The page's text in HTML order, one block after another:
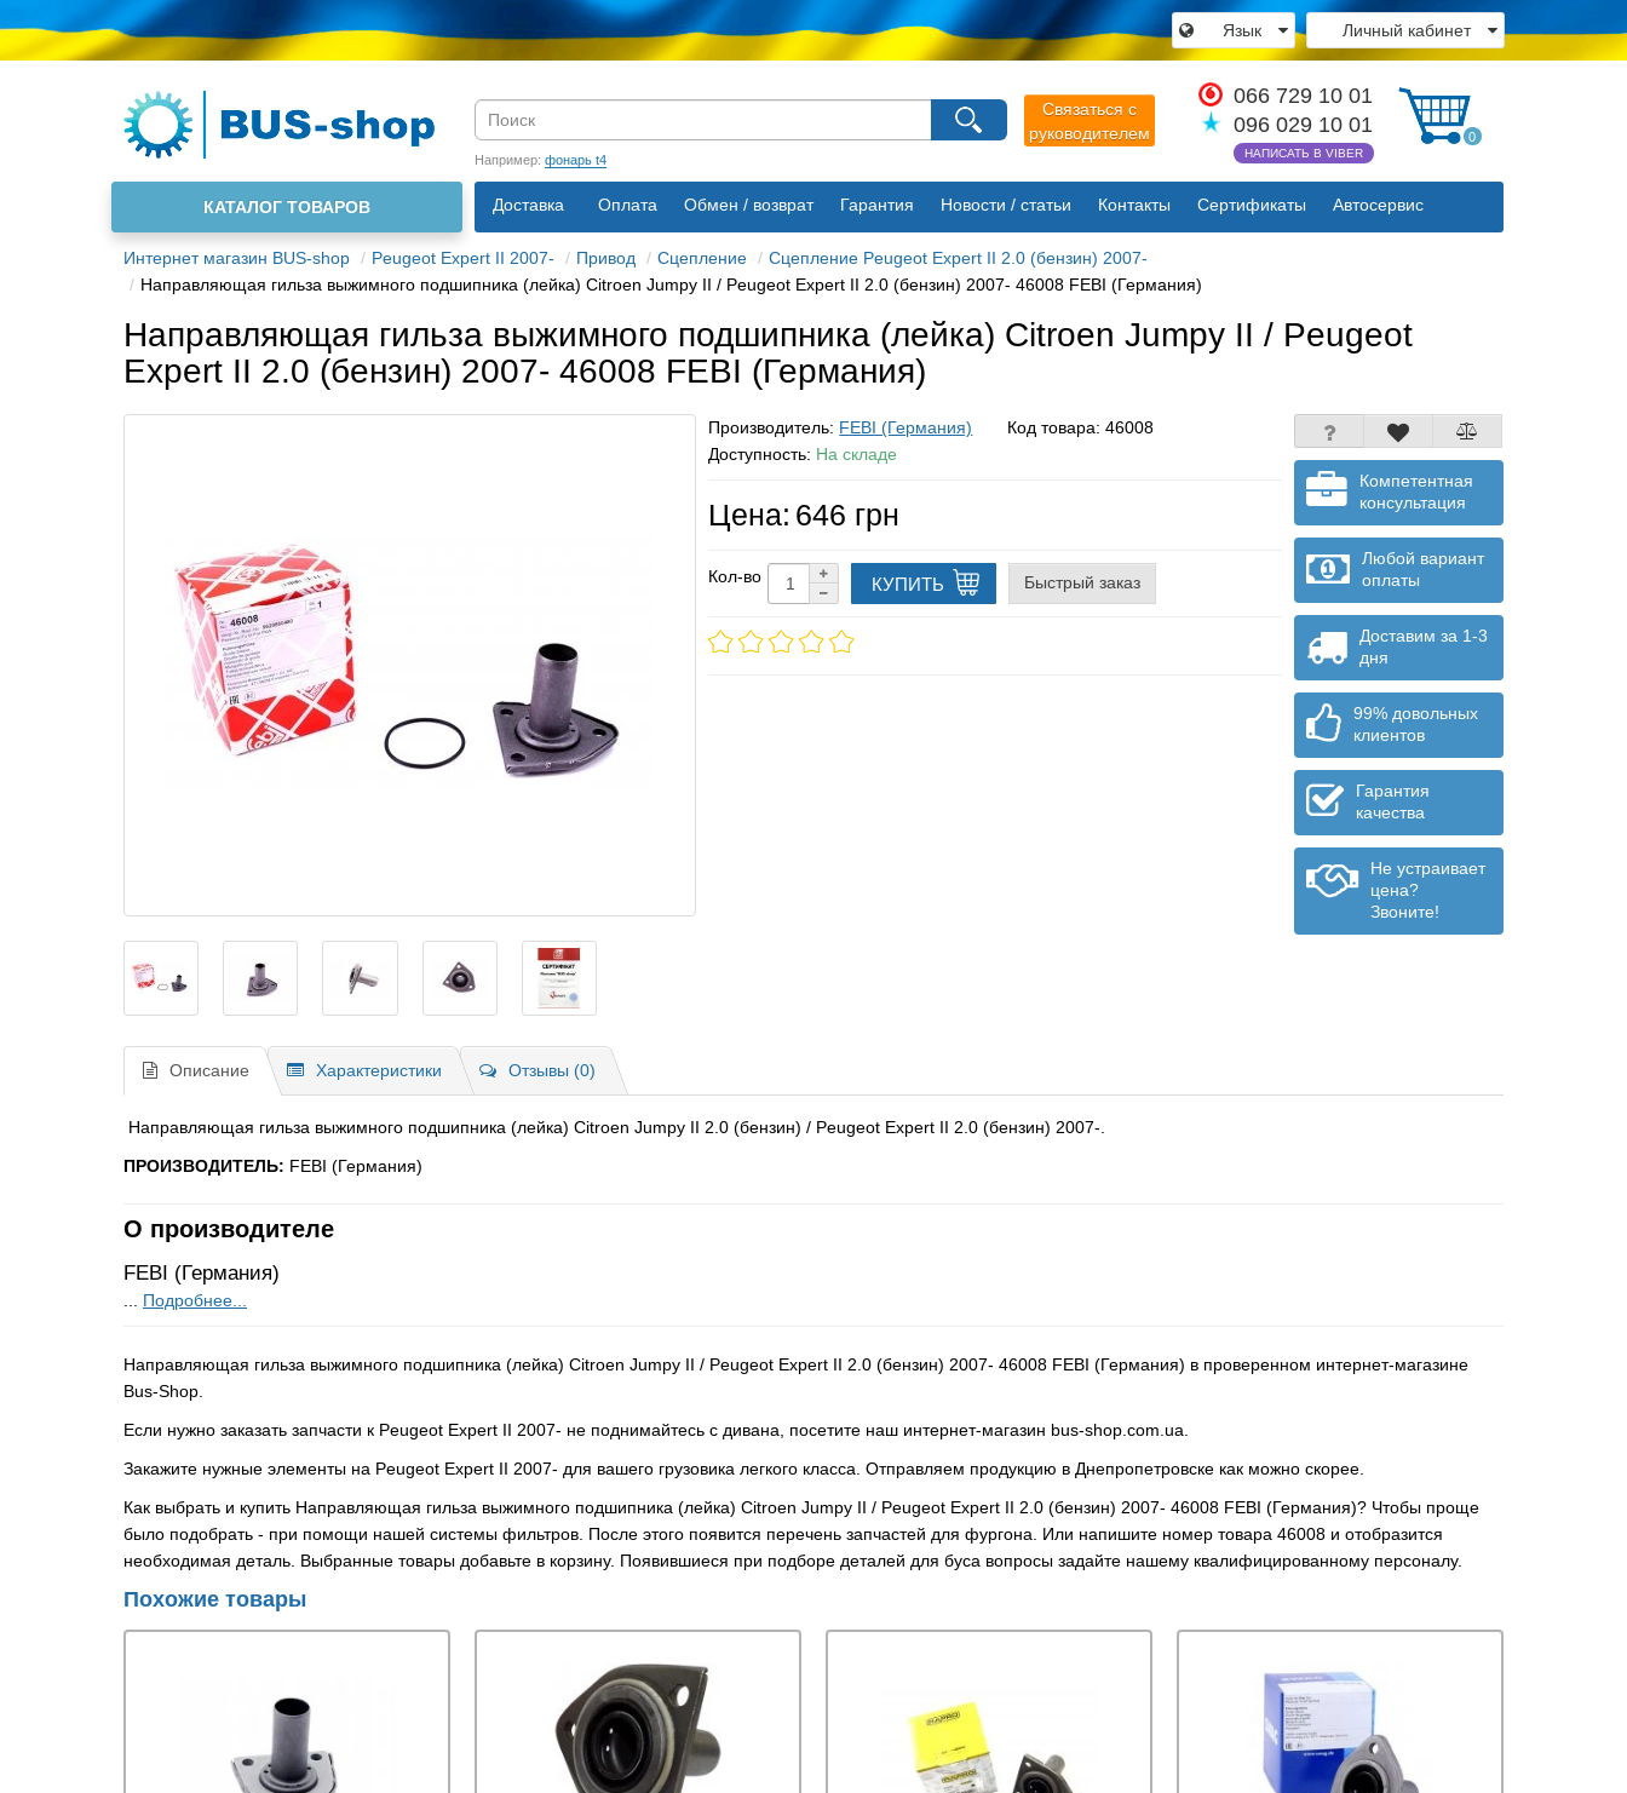
Личный кабинет
Язык
Связаться с
руководителем
066 729 10 01
096 029 10 01
НАПИСАТЬ В VIBER
0
Например: фонарь t4
Доставка Оплата Обмен / возврат Гарантия Новости / статьи Контакты Сертификаты Автосервис
О нас
КАТАЛОГ ТОВАРОВ
Интернет магазин BUS-shop Peugeot Expert II 2007- Привод Сцепление
Сцепление Peugeot Expert II 2.0 (бензин) 2007-
Направляющая гильза выжимного подшипника (лейка) Citroen Jumpy II / Peugeot Expert II 2.0 (бензин) 2007- 46008 FEBI (Германия)
×
Язык магазина
Выберите пожалуйста язык магазина
Направляющая гильза выжимного подшипника (лейка) Citroen Jumpy II / Peugeot
Expert II 2.0 (бензин) 2007- 46008 FEBI (Германия)
Производитель: FEBI (Германия) Код товара: 46008
Доступность: На складе
Цена: 646 грн
Кол-во КУПИТЬ Быстрый заказ
Компетентная
консультация
Любой вариант
оплаты
Доставим за 1-3
дня
99% довольных
клиентов
Гарантия
качества
Не устраивает
цена?
Звоните!
Описание Характеристики Отзывы (0)
Направляющая гильза выжимного подшипника (лейка) Citroen Jumpy II 2.0 (бензин) / Peugeot Expert II 2.0 (бензин) 2007-.
ПРОИЗВОДИТЕЛЬ: FEBI (Германия)
О производителе
FEBI (Германия)
... Подробнее...
Направляющая гильза выжимного подшипника (лейка) Citroen Jumpy II / Peugeot Expert II 2.0 (бензин) 2007- 46008 FEBI (Германия) в проверенном интернет-магазине
Bus-Shop.
Если нужно заказать запчасти к Peugeot Expert II 2007- не поднимайтесь с дивана, посетите наш интернет-магазин bus-shop.com.ua.
Закажите нужные элементы на Peugeot Expert II 2007- для вашего грузовика легкого класса. Отправляем продукцию в Днепропетровске как можно скорее.
Как выбрать и купить Направляющая гильза выжимного подшипника (лейка) Citroen Jumpy II / Peugeot Expert II 2.0 (бензин) 2007- 46008 FEBI (Германия)? Чтобы проще
было подобрать - при помощи нашей системы фильтров. После этого появится перечень запчастей для фургона. Или напишите номер товара 46008 и отобразится
необходимая деталь. Выбранные товары добавьте в корзину. Появившиеся при подборе деталей для буса вопросы задайте нашему квалифицированному персоналу.
Похожие товары